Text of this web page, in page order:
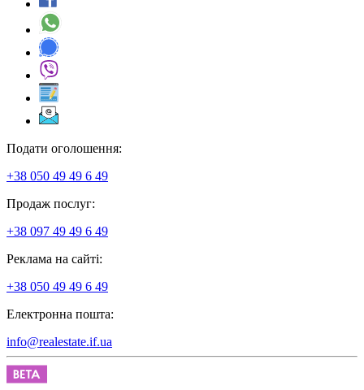
Подати оголошення:
+38 050 49 49 6 49
Продаж послуг:
+38 097 49 49 6 49
Реклама на сайті:
+38 050 49 49 6 49
Електронна пошта:
info@realestate.if.ua